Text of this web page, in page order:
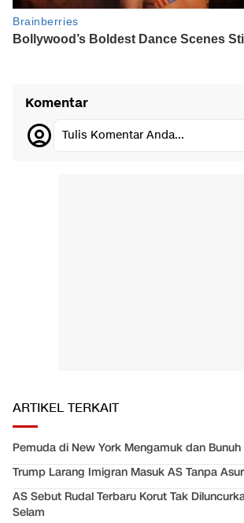
Komentar
Tulis Komentar Anda...
ARTIKEL TERKAIT
Pemuda di New York Mengamuk dan
Trump Larang Imigran Masuk AS Tanpa
AS Sebut Rudal Terbaru Korut Tak
Selam